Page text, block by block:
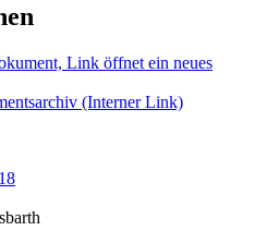
Link öffnet ein neues
(Interner Link)